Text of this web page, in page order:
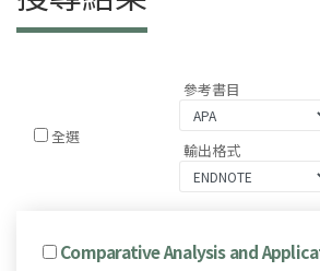
全選
參考書目
輸出格式
Comparative Analysis and